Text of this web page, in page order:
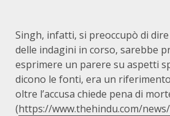
Singh, infatti, si preoccupò di
delle indagini in corso, sarebbe
esprimere un parere su aspetti
dicono le fonti, era un
oltre l’accusa chiede pena di
(https://www.thehindu.com/